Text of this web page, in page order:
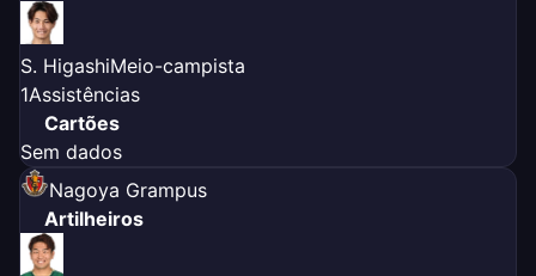
S. HigashiMeio-campista
1Assistências
Cartões
Sem dados
Nagoya Grampus
Artilheiros